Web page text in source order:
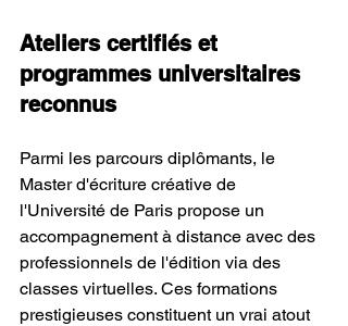
Ateliers certifiés et
programmes universitaires
reconnus
Parmi les parcours diplômants, le
Master d'écriture créative de
l'Université de Paris propose un
accompagnement à distance avec des
professionnels de l'édition via des
classes virtuelles. Ces formations
prestigieuses constituent un vrai atout